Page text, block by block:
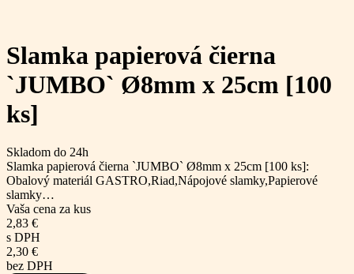
Slamka papierová čierna
`JUMBO` Ø8mm x 25cm [100
ks]
Skladom do 24h
Slamka papierová čierna `JUMBO` Ø8mm x 25cm [100 ks]:
Obalový materiál GASTRO,Riad,Nápojové slamky,Papierové
slamky…
Vaša cena za kus
2,83 €
s DPH
2,30 €
bez DPH